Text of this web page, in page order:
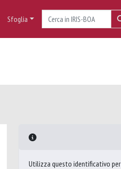
Sfoglia
Utilizza questo identificativo per